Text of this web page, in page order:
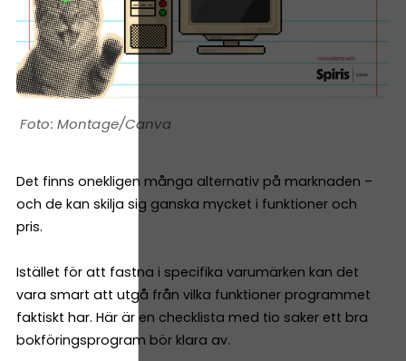
Montage/Canva
Det finns onekligen många alternativ på marknaden –
och de kan skilja sig ganska mycket i funktioner och
pris.
Istället för att fastna i specifika varumärken kan det
vara smart att utgå från vilka funktioner programmet
faktiskt har. Här är en checklista med tio saker ett bra
bokföringsprogram bör klara av.